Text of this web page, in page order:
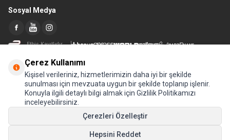
Sosyal Medya
Etbis Kayıtlıdır
© Tüm hakları saklıdır.
Çerez Kullanımı
Kişisel verileriniz, hizmetlerimizin daha iyi bir şekilde
sunulması için mevzuata uygun bir şekilde toplanıp işlenir.
Konuyla ilgili detaylı bilgi almak için Gizlilik Politikamızı
inceleyebilirsiniz.
Çerezleri Özelleştir
Hepsini Reddet